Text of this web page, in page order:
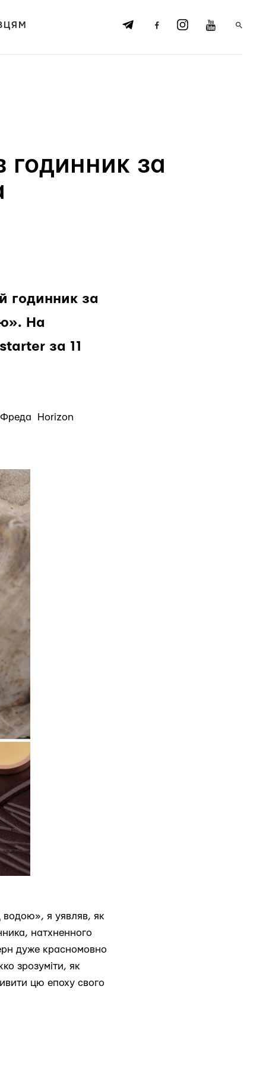
годинник за
годинник за
На
за 11
Фреда Horizon
водою», я уявляв, як
натхненного
дуже красномовно
зрозуміти, як
цю епоху свого